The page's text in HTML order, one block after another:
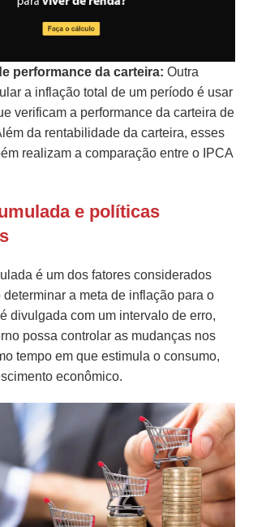
performance da carteira: Outra
a inflação total de um período é usar
verificam a performance da carteira de
da rentabilidade da carteira, esses
realizam a comparação entre o IPCA
e políticas
é um dos fatores considerados
a meta de inflação para o
divulgada com um intervalo de erro,
possa controlar as mudanças nos
tempo em que estimula o consumo,
econômico.